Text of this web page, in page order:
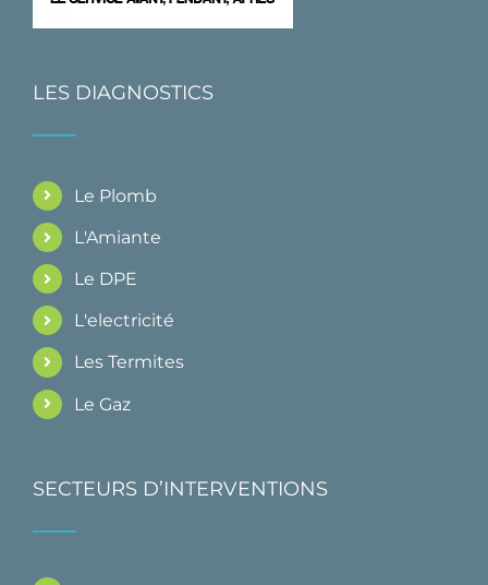
LES DIAGNOSTICS
Le Plomb
L'Amiante
Le DPE
L'electricité
Les Termites
Le Gaz
SECTEURS D’INTERVENTIONS